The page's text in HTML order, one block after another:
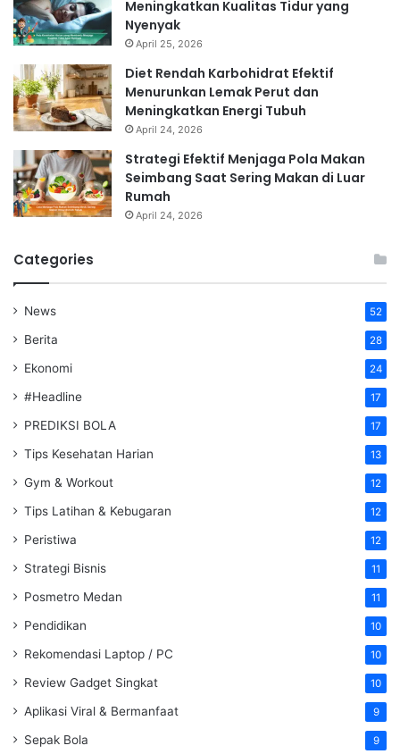
Meningkatkan Kualitas Tidur yang
Nyenyak
April 25, 2026
Diet Rendah Karbohidrat Efektif
Menurunkan Lemak Perut dan
Meningkatkan Energi Tubuh
April 24, 2026
Strategi Efektif Menjaga Pola Makan
Seimbang Saat Sering Makan di Luar
Rumah
April 24, 2026
Categories
News 52
Berita 28
Ekonomi 24
#Headline 17
PREDIKSI BOLA 17
Tips Kesehatan Harian 13
Gym & Workout 12
Tips Latihan & Kebugaran 12
Peristiwa 12
Strategi Bisnis 11
Posmetro Medan 11
Pendidikan 10
Rekomendasi Laptop / PC 10
Review Gadget Singkat 10
Aplikasi Viral & Bermanfaat 9
Sepak Bola 9